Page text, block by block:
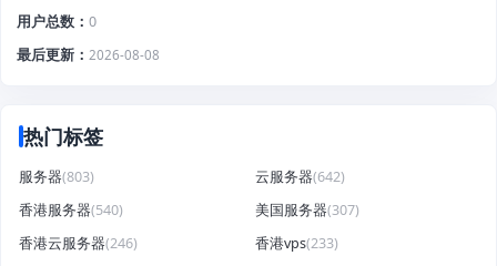
用户总数
0
最后更新
2026-08-08
热门标签
服务器(803) 云服务器(642)
香港服务器(540) 美国服务器(307)
香港云服务器(246) 香港vps(233)